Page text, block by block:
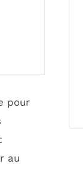
pour
au